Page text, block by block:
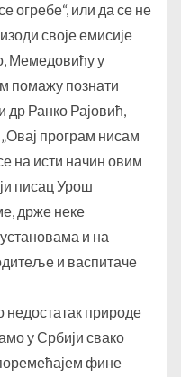
огребе“, или да се не
своје емисије
Мемедовићу у
помажу познати
др Ранко Рајовић,
програм нисам
на исти начин овим
писац Урош
држе неке
и на
и васпитаче
природе
у Србији свако
фине